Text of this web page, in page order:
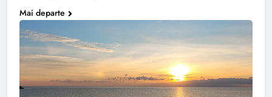
Mai departe